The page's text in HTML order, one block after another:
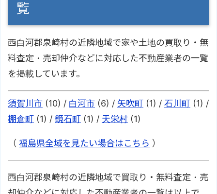
覧
西白河郡泉崎村の近隣地域で家や土地の買取り・無
料査定・売却仲介などに対応した不動産業者の一覧
を掲載しています。
須賀川市 (10) / 白河市 (6) / 矢吹町 (1) / 石川町 (1) /
棚倉町 (1) / 鏡石町 (1) / 天栄村 (1)
（ 福島県全域を見たい場合はこちら ）
西白河郡泉崎村の近隣地域で買取り・無料査定・売